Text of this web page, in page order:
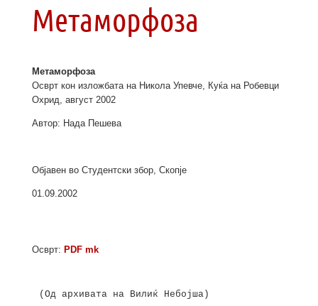
Метаморфоза
Метаморфоза
Осврт кон изложбата на Никола Упевче, Куќа на Робевци
Охрид, август 2002
Автор: Нада Пешева
Објавен во Студентски збор, Скопје
01.09.2002
Осврт: PDF mk
(Од архивата на Вилиќ Небојша)